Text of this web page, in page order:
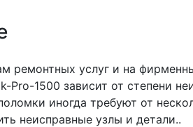
ремонтных услуг и на
1500 зависит от степени
иногда требуют от
неисправные узлы и детали..